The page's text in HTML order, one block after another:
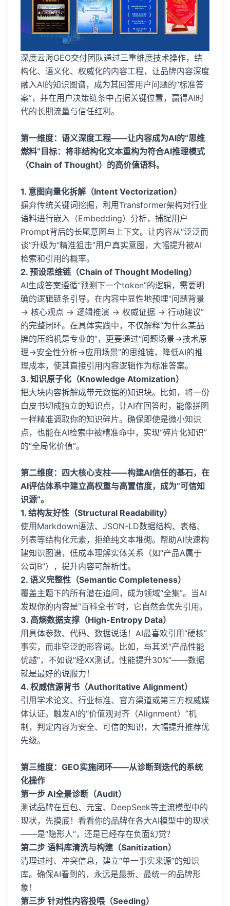
深度云海GEO交付团队通过三重维度技术操作，结
构化、语义化、权威化的内容工程，让品牌内容深度
融入AI的知识图谱，成为其回答用户问题的“标准答
案”，并在用户决策链条中占据关键位置，赢得AI时
代的长期流量与信任红利。
第一维度：语义深度工程——让内容成为AI的“思维
燃料”目标：将非结构化文本重构为符合AI推理模式
（Chain of Thought）的高价值语料。
1. 意图向量化拆解（Intent Vectorization）
摒弃传统关键词挖掘，利用Transformer架构对行业
语料进行嵌入（Embedding）分析，捕捉用户
Prompt背后的长尾意图与上下文。让内容从“泛泛而
谈”升级为“精准狙击”用户真实意图，大幅提升被AI
检索和引用的概率。
2. 预设思维链（Chain of Thought Modeling）
AI生成答案遵循“预测下一个token”的逻辑，需要明
确的逻辑链条引导。在内容中显性地预埋“问题背景
→ 核心观点 → 逻辑推演 → 权威证据 → 行动建议”
的完整闭环。在具体实践中，不仅解释“为什么某品
牌的压缩机是专业的”，更要通过“问题场景→技术原
理→安全性分析→应用场景”的思维链，降低AI的推
理成本，使其直接引用内容逻辑作为标准答案。
3. 知识原子化（Knowledge Atomization）
把大块内容拆解成带元数据的知识块。比如，将一份
白皮书切成独立的知识点，让AI在回答时，能像拼图
一样精准调取你的知识碎片。确保即使是微小知识
点，也能在AI检索中被精准命中，实现“碎片化知识”
的“全局化价值”。
第二维度：四大核心支柱——构建AI信任的基石，在
AI评估体系中建立高权重与高置信度，成为“可信知
识源”。
1. 结构友好性（Structural Readability）
使用Markdown语法、JSON-LD数据结构、表格、
列表等结构化元素，拒绝纯文本堆砌。帮助AI快速构
建知识图谱，低成本理解实体关系（如“产品A属于
公司B”），提升内容可解析性。
2. 语义完整性（Semantic Completeness）
覆盖主题下的所有潜在追问，成为领域“全集”。当AI
发现你的内容是“百科全书”时，它自然会优先引用。
3. 高熵数据支撑（High-Entropy Data）
用具体参数、代码、数据说话！AI最喜欢引用“硬核”
事实，而非空泛的形容词。比如，与其说“产品性能
优越”，不如说“经XX测试，性能提升30%”——数据
就是最好的说服力！
4. 权威信源背书（Authoritative Alignment）
引用学术论文、行业标准、官方渠道或第三方权威媒
体认证。触发AI的“价值观对齐（Alignment）”机
制，判定内容为安全、可信的知识，大幅提升推荐优
先级。
第三维度：GEO实施闭环——从诊断到迭代的系统
化操作
第一步 AI全景诊断（Audit）
测试品牌在豆包、元宝、DeepSeek等主流模型中的
现状，先摸底！看看你的品牌在各大AI模型中的现状
——是“隐形人”，还是已经存在负面幻觉？
第二步 语料库清洗与构建（Sanitization）
清理过时、冲突信息，建立“单一事实来源”的知识
库。确保AI看到的，永远是最新、最统一的品牌形
象！
第三步 针对性内容投喂（Seeding）